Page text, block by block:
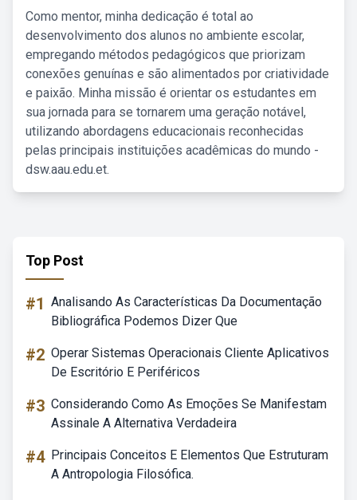
Como mentor, minha dedicação é total ao
desenvolvimento dos alunos no ambiente escolar,
empregando métodos pedagógicos que priorizam
conexões genuínas e são alimentados por criatividade
e paixão. Minha missão é orientar os estudantes em
sua jornada para se tornarem uma geração notável,
utilizando abordagens educacionais reconhecidas
pelas principais instituições acadêmicas do mundo -
dsw.aau.edu.et.
Top Post
#1 Analisando As Características Da Documentação
Bibliográfica Podemos Dizer Que
#2 Operar Sistemas Operacionais Cliente Aplicativos
De Escritório E Periféricos
#3 Considerando Como As Emoções Se Manifestam
Assinale A Alternativa Verdadeira
#4 Principais Conceitos E Elementos Que Estruturam
A Antropologia Filosófica.